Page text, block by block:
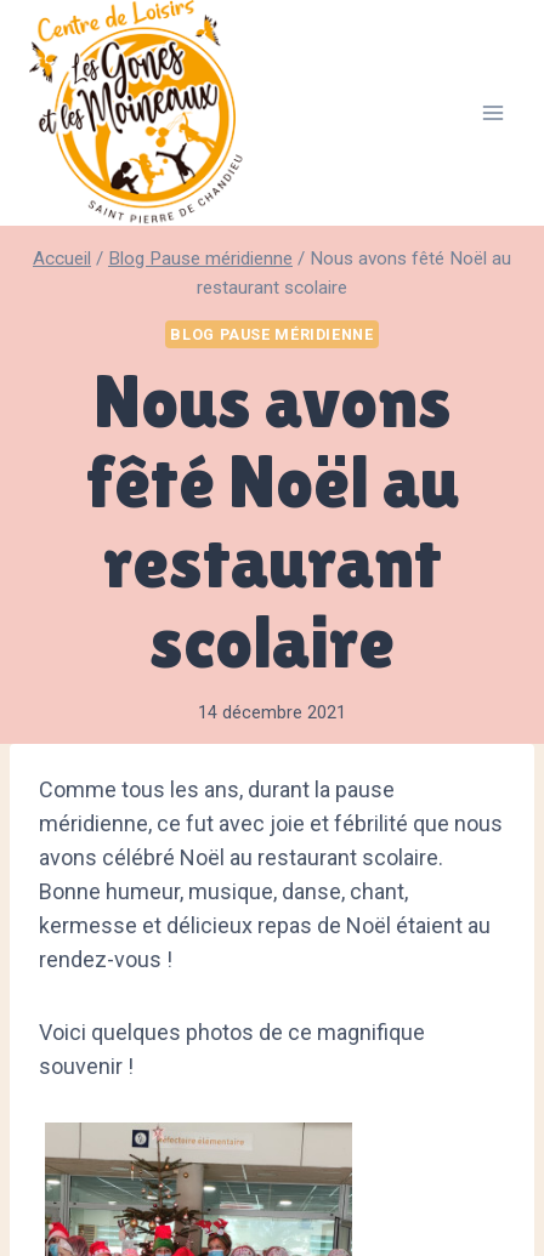
Aller
contenu
Accueil / Blog Pause méridienne / Nous avons fêté Noël au
restaurant scolaire
BLOG PAUSE MÉRIDIENNE
Nous avons
fêté Noël au
restaurant
scolaire
14 décembre 2021
Comme tous les ans, durant la pause
méridienne, ce fut avec joie et fébrilité que nous
avons célébré Noël au restaurant scolaire.
Bonne humeur, musique, danse, chant,
kermesse et délicieux repas de Noël étaient au
rendez-vous !
Voici quelques photos de ce magnifique
souvenir !